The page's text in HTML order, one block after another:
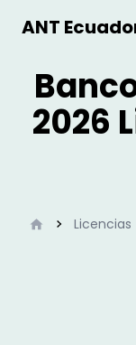
ANT
2026
InicioLicencias